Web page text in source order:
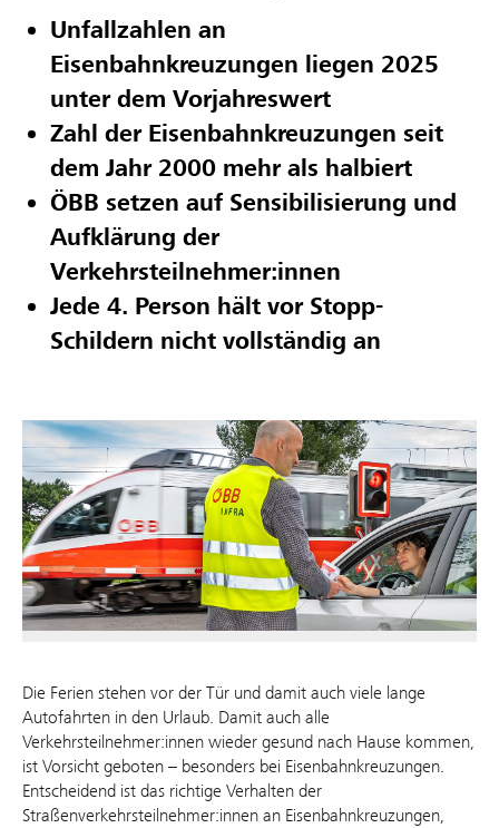
Unfallzahlen an
Eisenbahnkreuzungen liegen 2025
unter dem Vorjahreswert
Zahl der Eisenbahnkreuzungen seit
dem Jahr 2000 mehr als halbiert
ÖBB setzen auf Sensibilisierung und
Aufklärung der
Verkehrsteilnehmer:innen
Jede 4. Person hält vor Stopp-
Schildern nicht vollständig an
Die Ferien stehen vor der Tür und damit auch viele lange
Autofahrten in den Urlaub. Damit auch alle
Verkehrsteilnehmer:innen wieder gesund nach Hause kommen,
ist Vorsicht geboten – besonders bei Eisenbahnkreuzungen.
Entscheidend ist das richtige Verhalten der
Straßenverkehrsteilnehmer:innen an Eisenbahnkreuzungen,